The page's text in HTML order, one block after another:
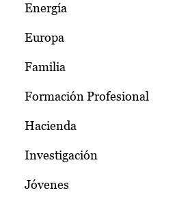
Energía
Europa
Familia
Formación Profesional
Hacienda
Investigación
Jóvenes